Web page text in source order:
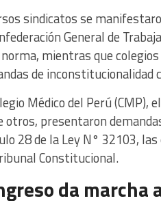
sindicatos se
General de
mientras que
de inconstitucionalidad
Médico del Perú (CMP),
otros, presentaron
28 de la Ley N° 32103,
Constitucional.
da marcha